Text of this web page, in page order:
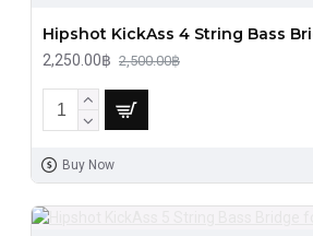
Hipshot KickAss 4 String Bass
2,250.00฿ 2,500.00฿
Buy Now